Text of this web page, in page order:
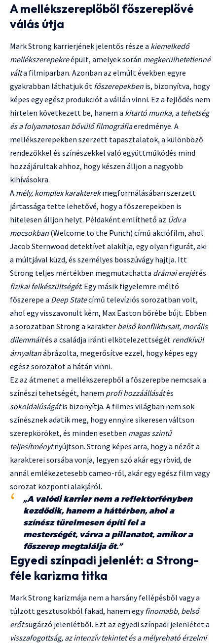
A mellékszereplőből főszereplővé
válás útja
Mark Strong karrierjének jelentős része a kiemelkedő
mellékszerepekreépült, amelyek során megkerülhetetlenné
válta filmiparban. Azonban az elmúlt években egyre
gyakrabban láthatjuk őt főszerepekben is, bizonyítva, hogy
képes egy egész produkciót a vállán vinni. Ez a fejlődés nem
hirtelen következett be, hanem a kitartó munka, a tehetség
és a folyamatosan bővülő filmográfiaeredménye. A
mellékszerepekben szerzett tapasztalatok, a különböző
rendezőkkel és színészekkel való együttműködés mind
hozzájárultak ahhoz, hogy készen álljon a nagyobb
kihívásokra.
A mély, komplex karakterekmegformálásában szerzett
jártassága tette lehetővé, hogy a főszerepekben is
hitelesen álljon helyt. Példaként említhető az Üdv a
mocsokban (Welcome to the Punch) című akciófilm, ahol
Jacob Sternwood detektívet alakítja, egy olyan figurát, aki
a múltjával küzd, és személyes bosszúvágy hajtja. Itt
Strong teljes mértékben megmutathatta drámai erejétés
fizikai felkészültségét. Egy másik figyelemre méltó
főszerepe a Deep Statecímű televíziós sorozatban volt,
ahol egy visszavonult kém, Max Easton bőrébe bújt. Ebben
a sorozatban Strong a karakter belső konfliktusait, morális
dilemmáités a családja iránti elkötelezettségét rendkívül
árnyaltanábrázolta, megerősítve ezzel, hogy képes egy
egész sorozatot a hátán vinni.
Ez az átmenet a mellékszerepből a főszerepbe nemcsak a
színészi tehetségét, hanem profi hozzáállásátés
sokoldalúságátis bizonyítja. A filmes világban nem sok
színésznek adatik meg, hogy ennyire sikeresen váltson
szerepköröket, és minden esetben magas szintű
teljesítménytnyújtson. Strong képes arra, hogy a nézőt a
karakterei sorsába vonja, legyen szó akár egy rövid, de
annál emlékezetesebb cameo-ról, akár egy egész film vagy
sorozat központi alakjáról.
„A valódi karrier nem a reflektorfényben
kezdődik, hanem a háttérben, ahol a
színész türelmesen építi fel a
mesterségét, várva a pillanatot, amikor a
főszerep megtalálja őt.”
Egyedi színpadi jelenlét: a Strong-
féle karizma titka
Mark Strong karizmája nem a harsány fellépésből vagy a
túlzott gesztusokból fakad, hanem egyfinomabb, belső
erőtsugárzó jelenlétből. Ezt az egyedi színpadi jelenlétet a
visszafogottság, az intenzív tekintet és a mélyreható érzelmi